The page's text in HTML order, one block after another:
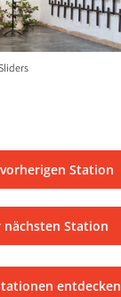
Station
nächsten Station
entdecken